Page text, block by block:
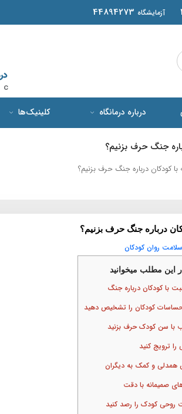
44894273 آزمایشگاه
درباره درمانگاه کلینیک‌ها
جنگ حرف بزنیم؟
با کودکان درباره جنگ حرف بزنیم؟
درباره جنگ حرف بزنیم؟
سلامت روان کودکان
این مطلب میخوانید
با کودکان درباره جنگ